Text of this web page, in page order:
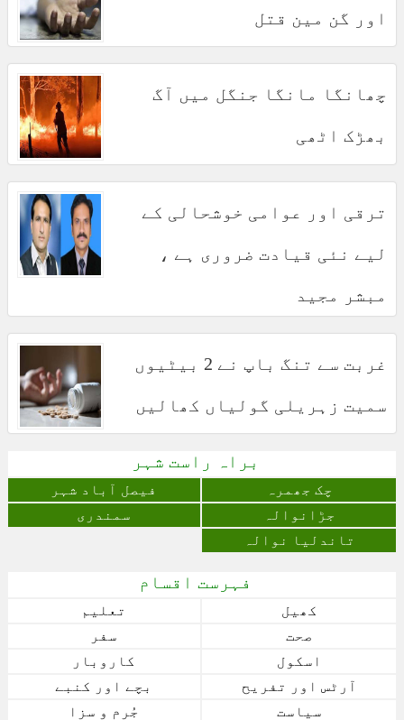
اور گن مین قتل
چھانگا مانگا جنگل میں آگ
بھڑک اٹھی
ترقی اور عوامی خوشحالی کے
لیے نئی قیادت ضروری ہے ،
مبشر مجید
غربت سے تنگ باپ نے 2 بیٹیوں
سمیت زہریلی گولیاں کھالیں
براہ راست شہر
چک جھمرہ
فیصل آباد شہر
جڑانوالہ
سمندری
تاندلیا نوالہ
فہرست اقسام
کھیل
تعلیم
صحت
سفر
اسکول
کاروبار
آرٹس اور تفریح
بچے اور کنبے
سیاست
جُرم و سزا